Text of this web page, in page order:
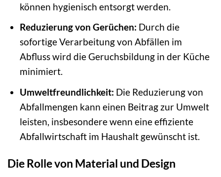
können hygienisch entsorgt werden.
Reduzierung von Gerüchen: Durch die
sofortige Verarbeitung von Abfällen im
Abfluss wird die Geruchsbildung in der Küche
minimiert.
Umweltfreundlichkeit: Die Reduzierung von
Abfallmengen kann einen Beitrag zur Umwelt
leisten, insbesondere wenn eine effiziente
Abfallwirtschaft im Haushalt gewünscht ist.
Die Rolle von Material und Design